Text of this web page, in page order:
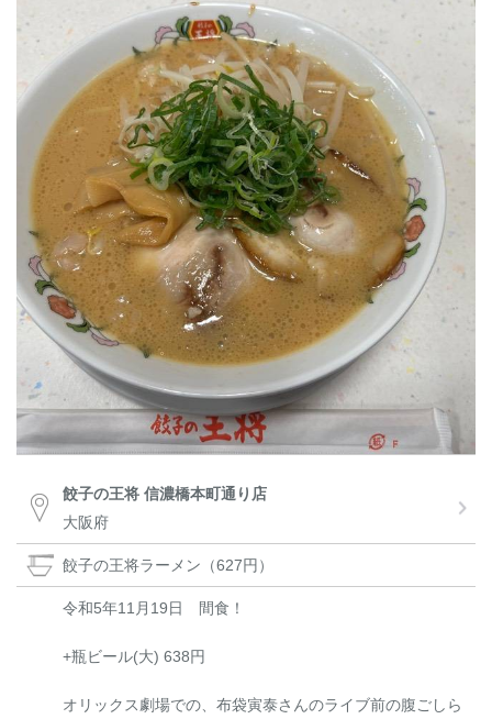
餃子の王将 信濃橋本町通り店
大阪府
餃子の王将ラーメン（627円）
令和5年11月19日 間食！
+瓶ビール(大) 638円
オリックス劇場での、布袋寅泰さんのライブ前の腹ごしら